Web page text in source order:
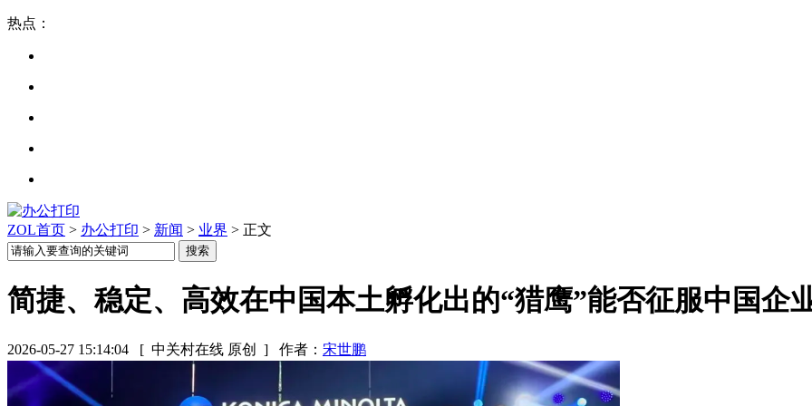
热点：
ZOL首页 > 办公打印 > 新闻 > 业界 > 正文
简捷、稳定、高效在中国本土孵化出的“猎鹰”能否征服中国企
2026-05-27 15:14:04 [ 中关村在线 原创 ] 作者： 宋世鹏